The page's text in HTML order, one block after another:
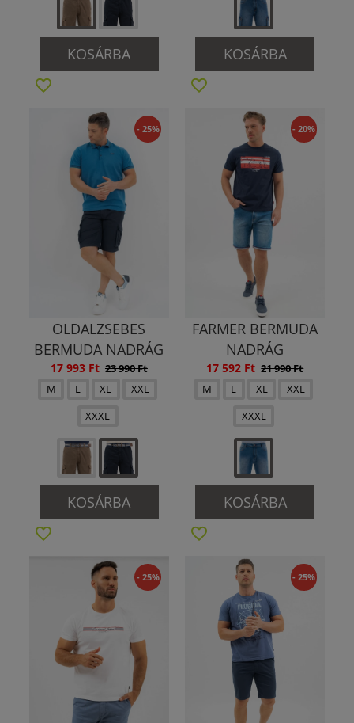
KOSÁRBA KOSÁRBA
- 25%
OLDALZSEBES
BERMUDA NADRÁG
17 993 Ft 23 990 Ft
M
L XL
XXL
XXXL
KOSÁRBA
- 20%
FARMER BERMUDA
NADRÁG
17 592 Ft 21 990 Ft
M
L XL
XXL
XXXL
KOSÁRBA
- 25% - 25%